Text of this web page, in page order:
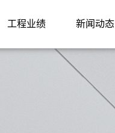
工程业绩 新闻动态